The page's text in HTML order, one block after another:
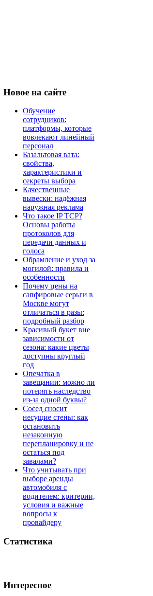
Новое на сайте
Обучение
сотрудников:
платформы, которые
вовлекают линейный
персонал
Базальтовая вата:
свойства,
характеристики и
секреты выбора
Качественные
вывески: надёжная
наружная реклама
Что такое IP TCP?
Основы работы
протоколов для
передачи данных и
голоса
Обрамление и уход за
могилой: правила и
особенности
Почему цены на
сапфировые серьги в
Москве могут
отличаться в разы:
подробный разбор
Красивый букет вне
зависимости от
сезона: какие цветы
доступны круглый
год
Опечатка в
завещании: можно ли
потерять наследство
из-за одной буквы?
Сосед сносит
несущие стены: как
остановить
незаконную
перепланировку и не
остаться под
завалами?
Что учитывать при
выборе аренды
автомобиля с
водителем: критерии,
условия и важные
вопросы к
провайдеру
Статистика
Интересное